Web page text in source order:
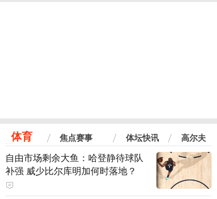
体育 焦点赛事 体坛快讯 高尔夫
自由市场剩余大鱼：哈登静待球队
补强 威少比尔库明加何时落地？